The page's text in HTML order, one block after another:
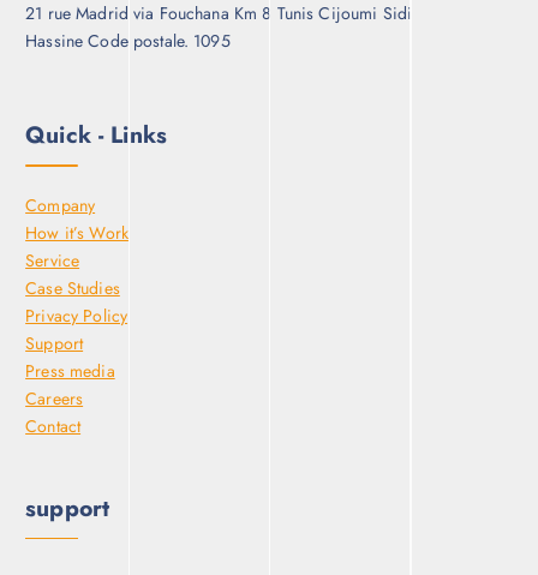
21 rue Madrid via Fouchana Km 8 Tunis Cijoumi Sidi
Hassine Code postale. 1095
Quick - Links
Company
How it’s Work
Service
Case Studies
Privacy Policy
Support
Press media
Careers
Contact
support